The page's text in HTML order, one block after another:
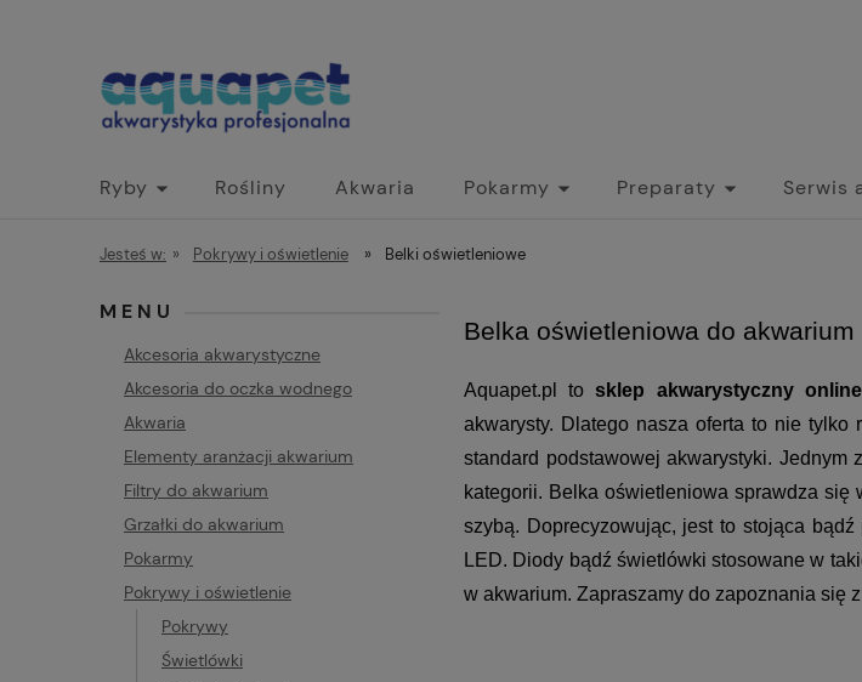
Ryby Rośliny Akwaria Pokarmy Preparaty Serwis
Jesteś w: » Pokrywy i oświetlenie » Belki oświetleniowe
MENU
Akcesoria akwarystyczne
Akcesoria do oczka wodnego
Akwaria
Elementy aranżacji akwarium
Filtry do akwarium
Grzałki do akwarium
Pokarmy
Pokrywy i oświetlenie
Pokrywy
Świetlówki
Belka oświetleniowa do akwarium
Aquapet.pl to sklep akwarystyczny online
akwarysty. Dlatego nasza oferta to nie tylko
standard podstawowej akwarystyki.
kategorii. Belka oświetleniowa sprawdza się
szybą. Doprecyzowując, jest to stojąca
LED. Diody bądź świetlówki stosowane w
w akwarium. Zapraszamy do zapoznania się